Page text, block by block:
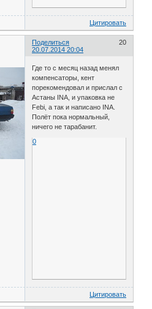
Цитировать
Поделиться
20
20.07.2014 20:04
Где то с месяц назад менял
компенсаторы, кент
порекомендовал и прислал с
Астаны INA, и упаковка не
Febi, а так и написано INA.
Полёт пока нормальный,
ничего не тарабанит.
0
Цитировать